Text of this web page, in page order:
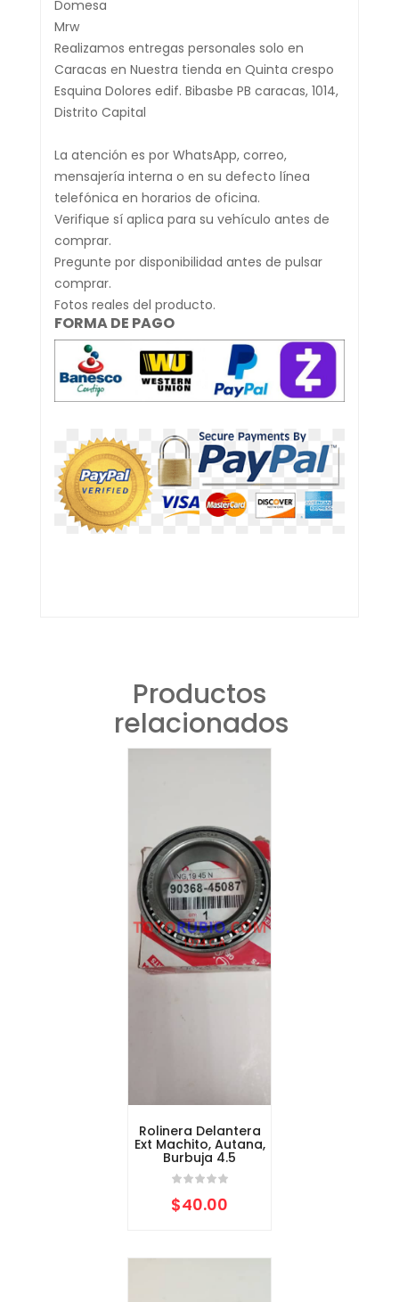
Domesa
Mrw
Realizamos entregas personales solo en
Caracas en Nuestra tienda en Quinta crespo
Esquina Dolores edif. Bibasbe PB caracas, 1014,
Distrito Capital
La atención es por WhatsApp, correo,
mensajería interna o en su defecto línea
telefónica en horarios de oficina.
Verifique sí aplica para su vehículo antes de
comprar.
Pregunte por disponibilidad antes de pulsar
comprar.
Fotos reales del producto.
FORMA DE PAGO
Productos
relacionados
Rolinera Delantera
Ext Machito, Autana,
Burbuja 4.5
$40.00